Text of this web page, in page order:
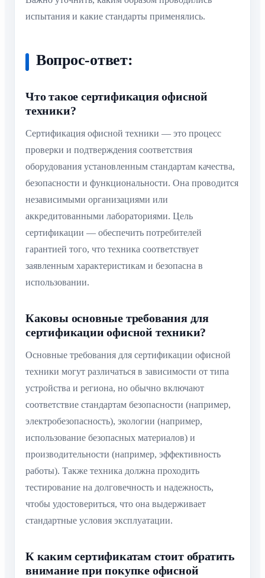
испытания и какие стандарты применялись.
Вопрос-ответ:
Что такое сертификация офисной
техники?
Сертификация офисной техники — это процесс
проверки и подтверждения соответствия
оборудования установленным стандартам качества,
безопасности и функциональности. Она проводится
независимыми организациями или
аккредитованными лабораториями. Цель
сертификации — обеспечить потребителей
гарантией того, что техника соответствует
заявленным характеристикам и безопасна в
использовании.
Каковы основные требования для
сертификации офисной техники?
Основные требования для сертификации офисной
техники могут различаться в зависимости от типа
устройства и региона, но обычно включают
соответствие стандартам безопасности (например,
электробезопасность), экологии (например,
использование безопасных материалов) и
производительности (например, эффективность
работы). Также техника должна проходить
тестирование на долговечность и надежность,
чтобы удостовериться, что она выдерживает
стандартные условия эксплуатации.
К каким сертификатам стоит обратить
внимание при покупке офисной